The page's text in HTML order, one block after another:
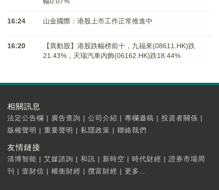
16:24 山金國際：港股上市工作正常推進中
16:20
【異動股】港股跌幅榜前十，九福來(08611.HK)跌
21.43%，天瑞汽車内飾(06162.HK)跌18.44%
相關訊息
法定公告欄 | 廣告查詢 | 公司介紹 | 專欄邀稿 | 投資者關係 |
版權聲明 | 重要聲明 | 私隱政策 | 聯絡我們
友情鏈接
清博智能 | 艾媒諮詢 | 和訊 | 新時空 | 時代財經 | 證券市場周
刊
| 壹財信 | 權衡財經 | 攬富財經 | 更多...